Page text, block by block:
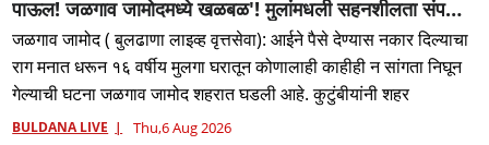
पाऊल! जळगाव जामोदमध्ये खळबळ'! मुलांमधली सहनशीलता संपली
काय?
जळगाव जामोद ( बुलढाणा लाइव्ह वृत्तसेवा): आईने पैसे देण्यास नकार दिल्याचा
राग मनात धरून १६ वर्षीय मुलगा घरातून कोणालाही काहीही न सांगता निघून
गेल्याची घटना जळगाव जामोद शहरात घडली आहे. कुटुंबीयांनी शहर
BULDANA LIVE Thu,6 Aug 2026